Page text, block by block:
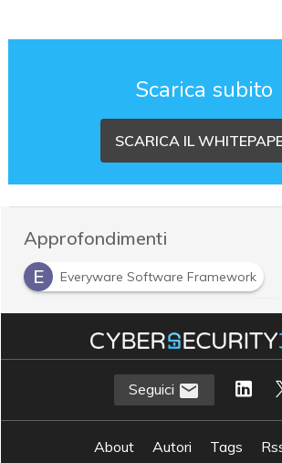
Scarica subito
SCARICA IL
Approfondimenti
E
Everyware Software Framework
M Message Queue Telemetry
Seguici
About Autori Tags